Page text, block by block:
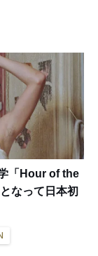
「Hour of the
なって日本初